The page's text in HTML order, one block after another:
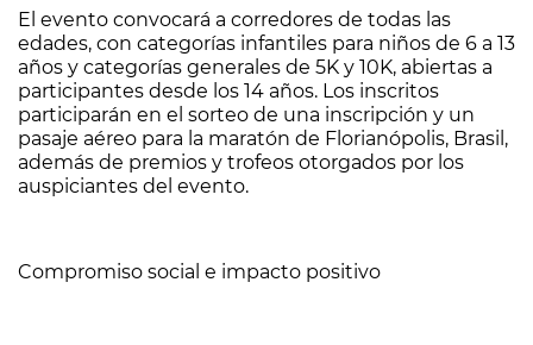
El evento convocará a corredores de todas las
edades, con categorías infantiles para niños de 6 a 13
años y categorías generales de 5K y 10K, abiertas a
participantes desde los 14 años. Los inscritos
participarán en el sorteo de una inscripción y un
pasaje aéreo para la maratón de Florianópolis, Brasil,
además de premios y trofeos otorgados por los
auspiciantes del evento.
Compromiso social e impacto positivo